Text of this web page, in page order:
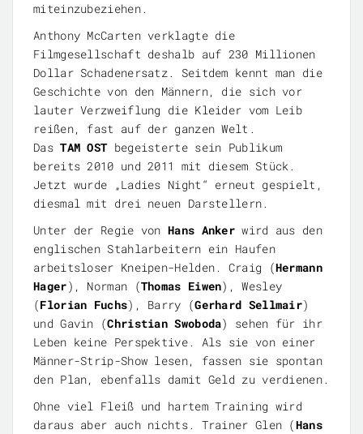
miteinzubeziehen.
Anthony McCarten verklagte die
Filmgesellschaft deshalb auf 230 Millionen
Dollar Schadenersatz. Seitdem kennt man die
Geschichte von den Männern, die sich vor
lauter Verzweiflung die Kleider vom Leib
reißen, fast auf der ganzen Welt.
DasTAM OSTbegeisterte sein Publikum
bereits 2010 und 2011 mit diesem Stück.
Jetzt wurde „Ladies Night“ erneut gespielt,
diesmal mit drei neuen Darstellern.
Unter der Regie von Hans Anker wird aus den
englischen Stahlarbeitern ein Haufen
arbeitsloser Kneipen-Helden. Craig (Hermann
Hager), Norman (Thomas Eiwen), Wesley
(Florian Fuchs), Barry (Gerhard Sellmair)
und Gavin (Christian Swoboda) sehen für ihr
Leben keine Perspektive. Als sie von einer
Männer-Strip-Show lesen, fassen sie spontan
den Plan, ebenfalls damit Geld zu verdienen.
Ohne viel Fleiß und hartem Training wird
daraus aber auch nichts. Trainer Glen (Hans